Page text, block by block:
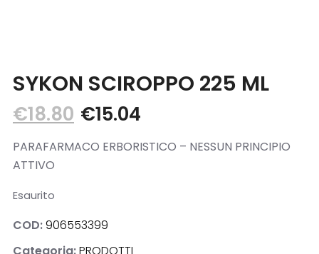
SYKON SCIROPPO 225 ML
€18.80 €15.04
PARAFARMACO ERBORISTICO – NESSUN PRINCIPIO
ATTIVO
Esaurito
COD:906553399